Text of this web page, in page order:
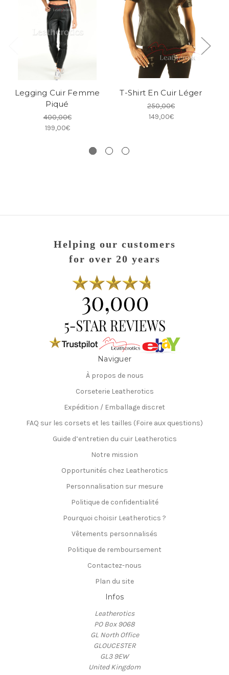
Legging Cuir Femme
Piqué
400,00€
199,00€
T-Shirt En Cuir Léger
250,00€
149,00€
Helping our customers
for over 20 years
Naviguer
À propos de nous
Corseterie Leatherotics
Expédition / Emballage discret
FAQ sur les corsets et les tailles (Foire aux questions)
Guide d’entretien du cuir Leatherotics
Notre mission
Opportunités chez Leatherotics
Personnalisation sur mesure
Politique de confidentialité
Pourquoi choisir Leatherotics ?
Vêtements personnalisés
Politique de remboursement
Contactez-nous
Plan du site
Infos
Leatherotics
PO Box 9068
GL North Office
GLOUCESTER
GL3 9EW
United Kingdom